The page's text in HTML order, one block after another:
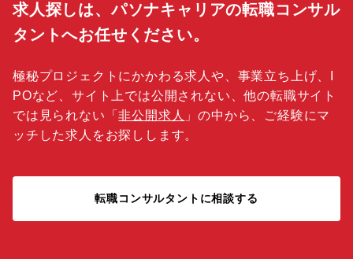
求人探しは、パソナキャリアの転職コンサル
タントへお任せください。
極秘プロジェクトにかかわる求人や、事業立ち上げ、I
POなど、サイト上では公開されない、他の転職サイト
では見られない「非公開求人 」の中から、ご経験にマ
ッチした求人をお探しします。
転職コンサルタントに相談する